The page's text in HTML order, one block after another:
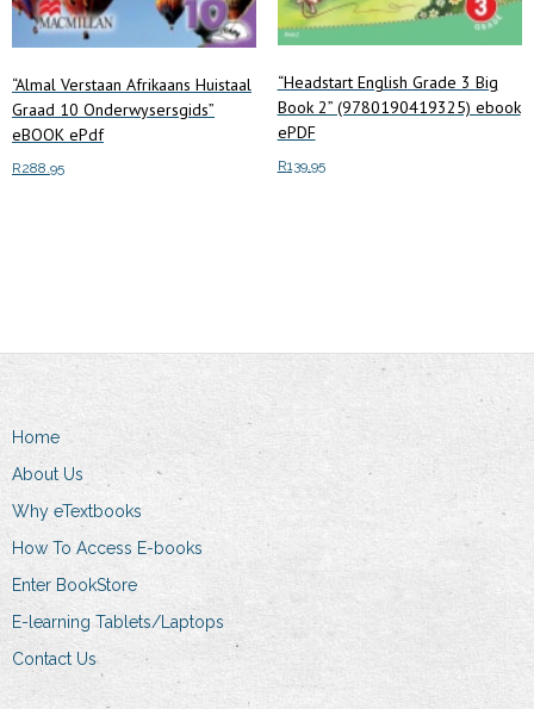
“Almal Verstaan Afrikaans Huistaal
Graad 10 Onderwysersgids”
eBOOK ePdf
R288.95
“Headstart English Grade 3 Big
Book 2” (9780190419325) ebook
ePDF
R139.95
Home
About Us
Why eTextbooks
How To Access E-books
Enter BookStore
E-learning Tablets/Laptops
Contact Us